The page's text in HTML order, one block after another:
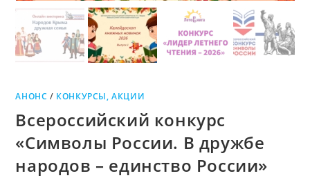
АНОНС / КОНКУРСЫ, АКЦИИ
Всероссийский конкурс
«Символы России. В дружбе
народов – единство России»